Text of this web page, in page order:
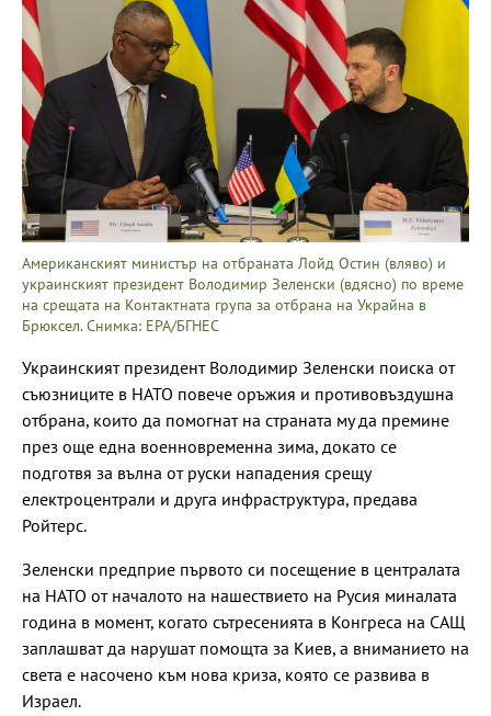
Американският министър на отбраната Лойд Остин (вляво) и
украинският президент Володимир Зеленски (вдясно) по време
на срещата на Контактната група за отбрана на Украйна в
Брюксел. Снимка: EPA/БГНЕС
Украинският президент Володимир Зеленски поиска от
съюзниците в НАТО повече оръжия и противовъздушна
отбрана, които да помогнат на страната му да премине
през още една военновременна зима, докато се
подготвя за вълна от руски нападения срещу
електроцентрали и друга инфраструктура, предава
Ройтерс.
Зеленски предприе първото си посещение в централата
на НАТО от началото на нашествието на Русия миналата
година в момент, когато сътресенията в Конгреса на САЩ
заплашват да нарушат помощта за Киев, а вниманието на
света е насочено към нова криза, която се развива в
Израел.